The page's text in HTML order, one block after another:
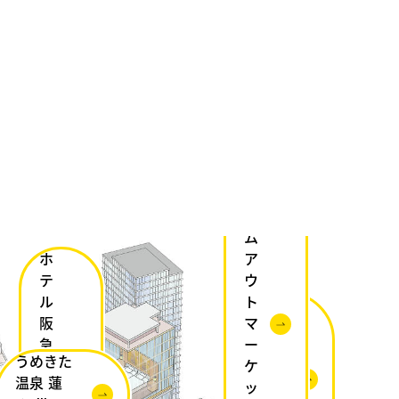
ホ
テ
ル
阪
急
グ
ラ
ルド
ー
フ・
うめきた
温泉 蓮
ム
ア
ウ
ト
マ
ー
ケ
ッ